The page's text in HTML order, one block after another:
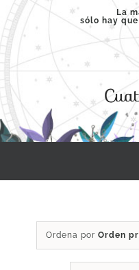
Saltar
contenido
La
sólo hay
SERVICIOS
Ordena por Orden